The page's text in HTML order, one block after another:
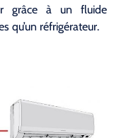
grâce à un fluide
qu’un réfrigérateur.